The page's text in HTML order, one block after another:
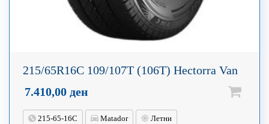
215/65R16C 109/107T (106T) Hectorra Van
7.410,00 ден
215-65-16C Matador Летни